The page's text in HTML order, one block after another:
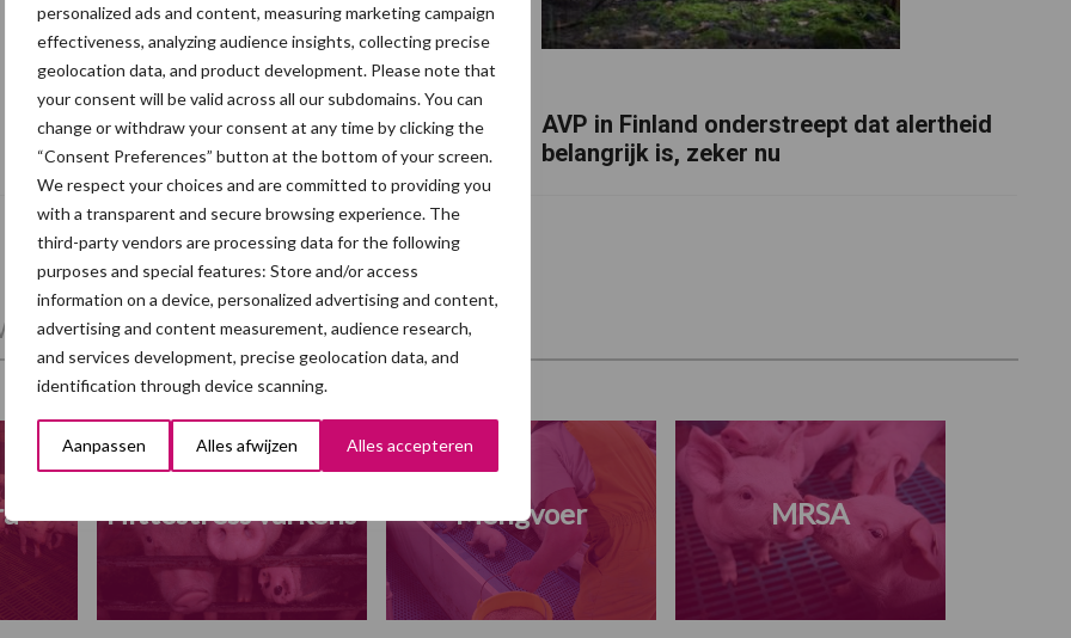
personalized ads and content, measuring marketing campaign
effectiveness, analyzing audience insights, collecting precise
geolocation data, and product development. Please note that
your consent will be valid across all our subdomains. You can
change or withdraw your consent at any time by clicking the
“Consent Preferences” button at the bottom of your screen.
We respect your choices and are committed to providing you
with a transparent and secure browsing experience. The
third-party vendors are processing data for the following
purposes and special features: Store and/or access
information on a device, personalized advertising and content,
advertising and content measurement, audience research,
and services development, precise geolocation data, and
identification through device scanning.
Aanpassen Alles afwijzen Alles accepteren
Eliminatieprotocol voor
Mycoplasma hyopneumoniae
AVP in Finland onderstreept dat alertheid
belangrijk is, zeker nu
en regelgeving Mest Varkensvoer
Hittestress varkens Mengvoer MRSA